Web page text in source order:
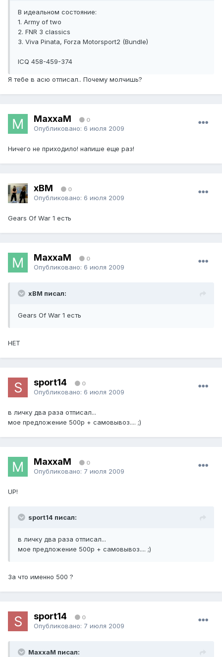
В идеальном состояние:
1. Army of two
2. FNR 3 classics
3. Viva Pinata, Forza Motorsport2 (Bundle)
ICQ 458-459-374
Я тебе в асю отписал.. Почему молчишь?
MaxxaM 0
Опубликовано: 6 июля 2009
Ничего не приходило! напише еще раз!
xBM 0
Опубликовано: 6 июля 2009
Gears Of War 1 есть
MaxxaM 0
Опубликовано: 6 июля 2009
xBM писал:
Gears Of War 1 есть
НЕТ
sport14 0
Опубликовано: 6 июля 2009
в личку два раза отписал...
мое предложение 500р + самовывоз.... ;)
MaxxaM 0
Опубликовано: 7 июля 2009
UP!
sport14 писал:
в личку два раза отписал...
мое предложение 500р + самовывоз.... ;)
За что именно 500 ?
sport14 0
Опубликовано: 7 июля 2009
MaxxaM писал: